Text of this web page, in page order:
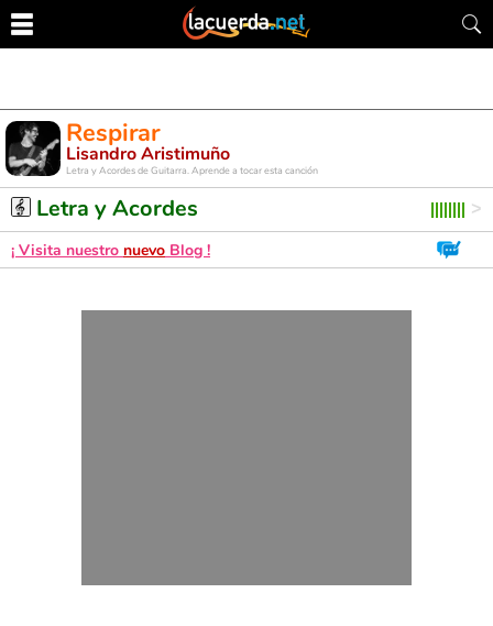
Respirar
Lisandro Aristimuño
Letra y Acordes de Guitarra. Aprende a tocar esta canción
Letra y Acordes
¡ Visita nuestro nuevo Blog !